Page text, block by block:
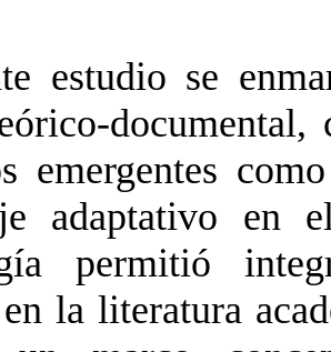
estudio se
documental,
emergentes
adaptativo en
permitió
la literatura